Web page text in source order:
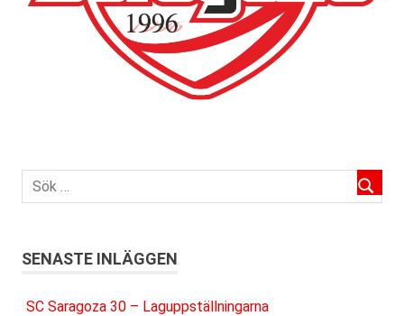
SENASTE INLÄGGEN
SC Saragoza 30 – Laguppställningarna